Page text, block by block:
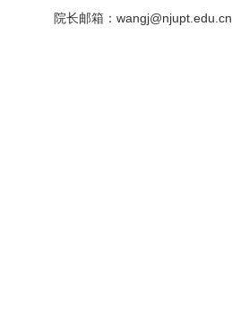
院长邮箱：wangj@njupt.edu.cn